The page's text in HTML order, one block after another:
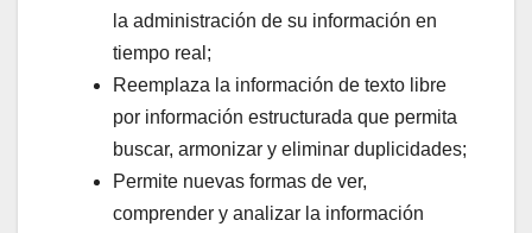
la administración de su información en
tiempo real;
Reemplaza la información de texto libre
por información estructurada que permita
buscar, armonizar y eliminar duplicidades;
Permite nuevas formas de ver,
comprender y analizar la información